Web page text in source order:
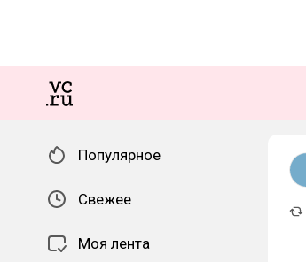
Популярное
Свежее
Моя лента